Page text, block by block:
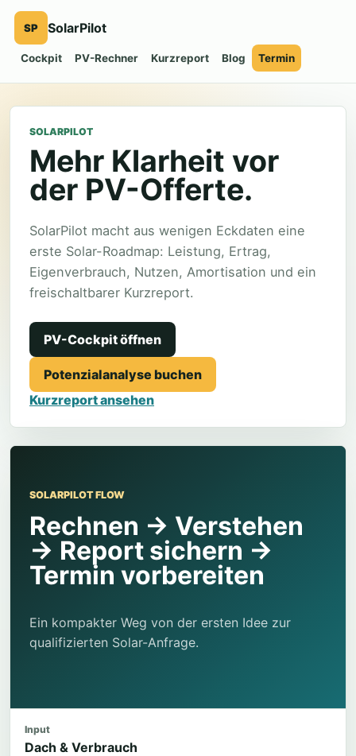
SP SolarPilot
Cockpit PV-Rechner Kurzreport Blog Termin
SOLARPILOT
Mehr Klarheit vor
der PV-Offerte.
SolarPilot macht aus wenigen Eckdaten eine
erste Solar-Roadmap: Leistung, Ertrag,
Eigenverbrauch, Nutzen, Amortisation und ein
freischaltbarer Kurzreport.
PV-Cockpit öffnen
Potenzialanalyse buchen
Kurzreport ansehen
SOLARPILOT FLOW
Rechnen → Verstehen
→ Report sichern →
Termin vorbereiten
Ein kompakter Weg von der ersten Idee zur
qualifizierten Solar-Anfrage.
Input
Dach & Verbrauch